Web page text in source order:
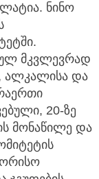
ნინო
მკვლევრად
ალკალისა და
20-ზე
მონაწილე და